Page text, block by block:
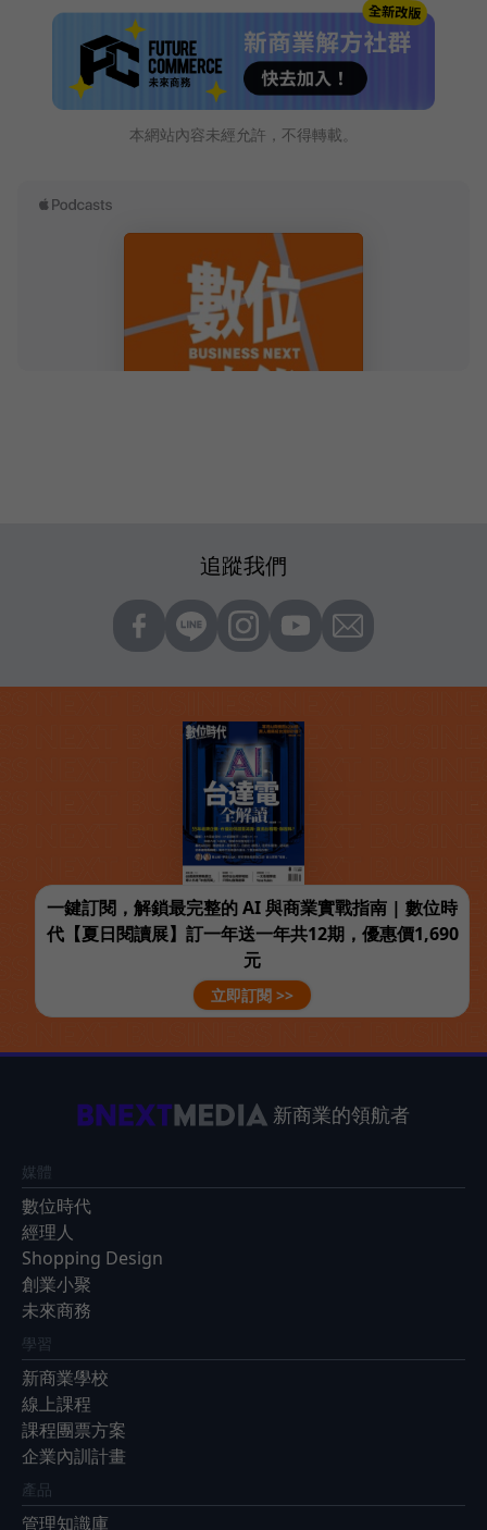
本網站內容未經允許，不得轉載。
追蹤我們
一鍵訂閱，解鎖最完整的 AI 與商業實戰指南 | 數位時
代【夏日閱讀展】訂一年送一年共12期，優惠價1,690
元
立即訂閱 >>
新商業的領航者
媒體
數位時代
經理人
Shopping Design
創業小聚
未來商務
學習
新商業學校
線上課程
課程團票方案
企業內訓計畫
產品
管理知識庫